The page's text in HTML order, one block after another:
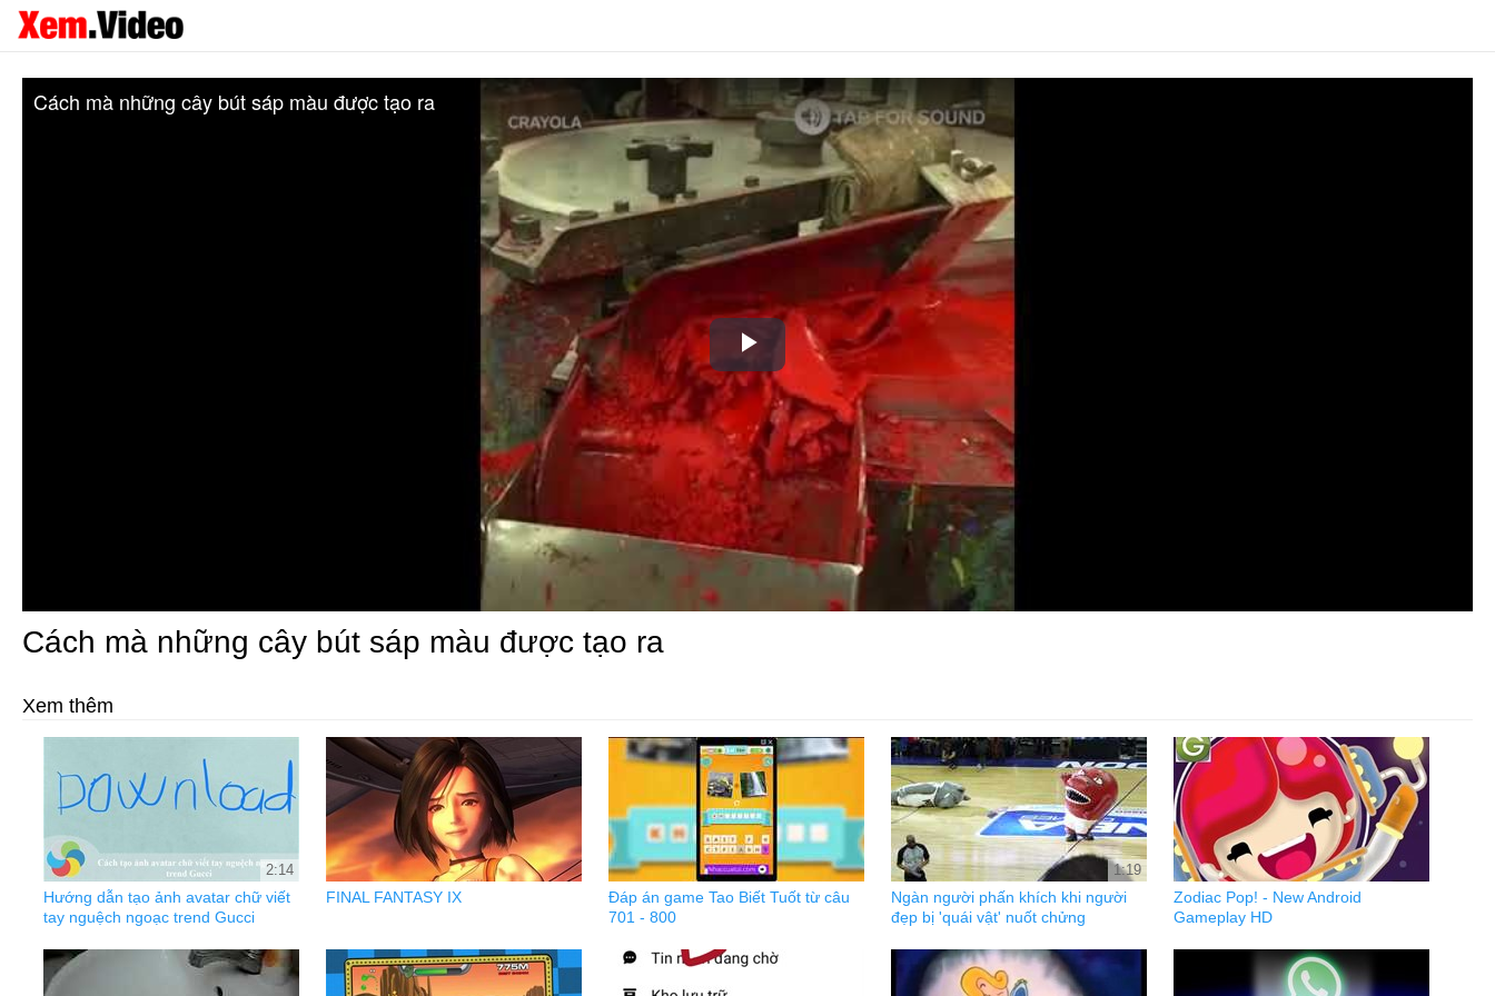
Play
Video
Cách mà những cây bút sáp màu được tạo ra
Cách mà những cây bút sáp màu được tạo ra
Xem thêm
2:14
Hướng dẫn tạo ảnh avatar chữ viết
tay nguệch ngoạc trend Gucci
FINAL FANTASY IX
Đáp án game Tao Biết Tuốt từ câu
701 - 800
1:19
Ngàn người phấn khích khi người
đẹp bị 'quái vật' nuốt chửng
Zodiac Pop! - New Android
Gameplay HD